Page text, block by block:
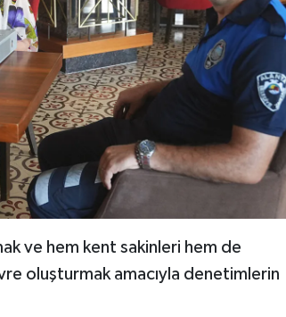
ve hem kent sakinleri hem de
oluşturmak amacıyla denetimlerin